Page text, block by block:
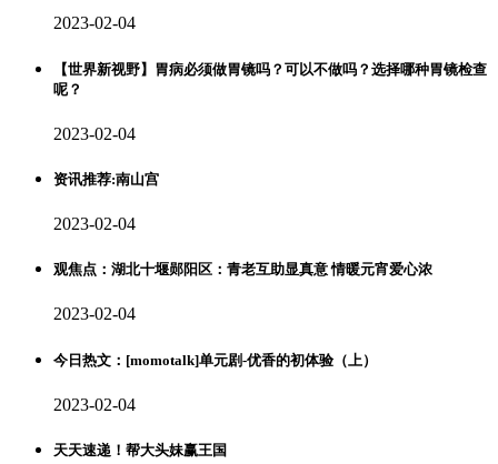
2023-02-04
【世界新视野】胃病必须做胃镜吗？可以不做吗？选择哪种胃镜检查
呢？
2023-02-04
资讯推荐:南山宫
2023-02-04
观焦点：湖北十堰郧阳区：青老互助显真意 情暖元宵爱心浓
2023-02-04
今日热文：[momotalk]单元剧-优香的初体验（上）
2023-02-04
天天速递！帮大头妹赢王国